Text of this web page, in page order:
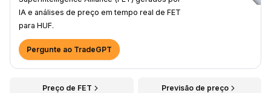
IA e análises de preço em tempo real de FET
para HUF.
Pergunte ao TradeGPT
Preço de FET Previsão de preço